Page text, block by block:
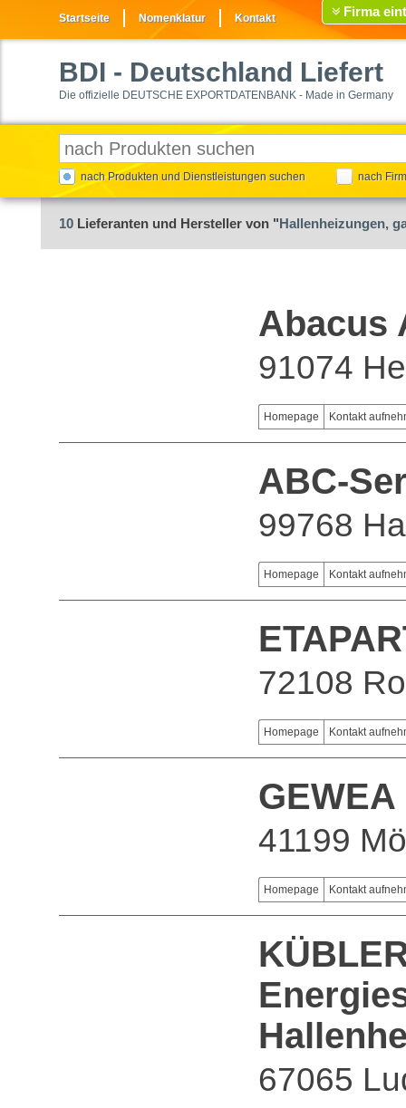
Startseite Nomenklatur Kontakt Firma
BDI - Deutschland Liefert
Die offizielle DEUTSCHE EXPORTDATENBANK - Made in Germany
nach Produkten und Dienstleistungen suchen nach
10 Lieferanten und Hersteller von "Hallenheizungen,
Abacus
91074
Homepage Kontakt
ABC-
99768
Homepage Kontakt
72108
Homepage Kontakt
41199
Homepage Kontakt
67065